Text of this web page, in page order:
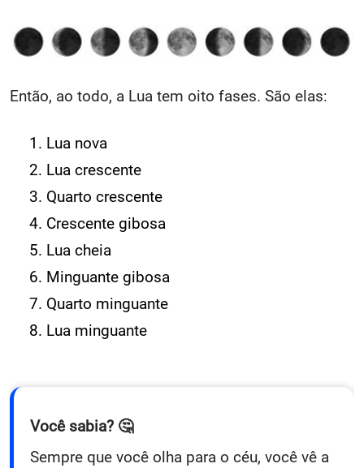
Então, ao todo, a Lua tem oito fases. São elas:
Lua nova
Lua crescente
Quarto crescente
Crescente gibosa
Lua cheia
Minguante gibosa
Quarto minguante
Lua minguante
Você sabia? 🤔
Sempre que você olha para o céu, você vê a